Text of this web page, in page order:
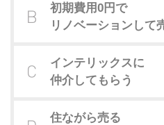
初期費用0円で
リノベーションして
インテリックスに
仲介してもらう
住ながら売る